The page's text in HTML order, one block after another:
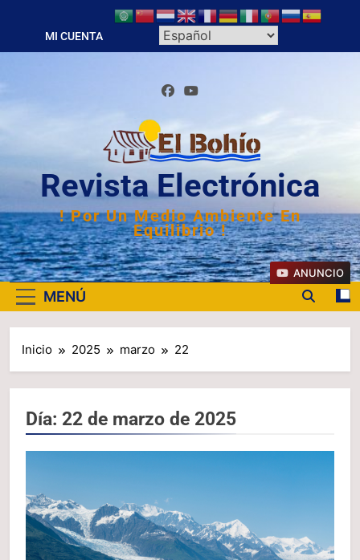
contenido
MI CUENTA
Revista Electrónica
! Por Un Medio Ambiente En
Equilibrio !
MENÚ
ANUNCIO
Inicio 2025 marzo 22
Día: 22 de marzo de 2025